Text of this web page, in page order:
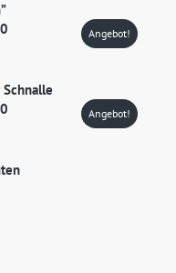
€25,00.
Angebot!
€50,00.
Angebot!